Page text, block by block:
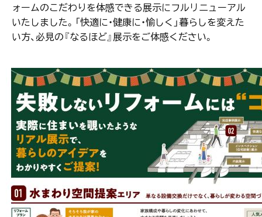
ォームのこだわりを体感できる展示にフルリニューアル
いたしました。「快適に・健康に・愉しく」暮らしを変えた
い方、必見の『なるほど』展示をご体感ください。